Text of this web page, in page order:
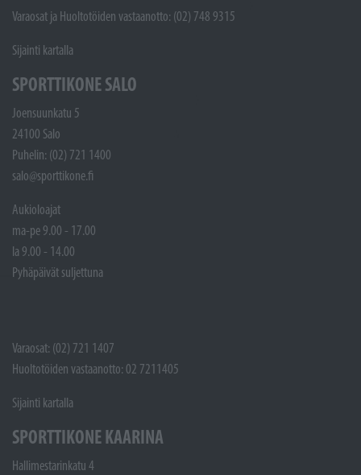
Varaosat ja Huoltotöiden vastaanotto: (02) 748 9315
Sijainti kartalla
SPORTTIKONE SALO
Joensuunkatu 5
24100 Salo
Puhelin: (02) 721 1400
salo@sporttikone.fi
Aukioloajat
ma-pe 9.00 - 17.00
la 9.00 - 14.00
Pyhäpäivät suljettuna
Varaosat: (02) 721 1407
Huoltotöiden vastaanotto: 02 7211405
Sijainti kartalla
SPORTTIKONE KAARINA
Hallimestarinkatu 4